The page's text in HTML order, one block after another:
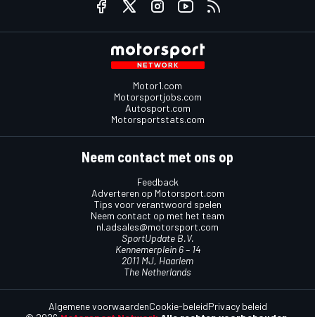
Motor1.com
Motorsportjobs.com
Autosport.com
Motorsportstats.com
Neem contact met ons op
Feedback
Adverteren op Motorsport.com
Tips voor verantwoord spelen
Neem contact op met het team
nl.adsales@motorsport.com
SportUpdate B.V.
Kennemerplein 6 – 14
2011 MJ, Haarlem
The Netherlands
Algemene voorwaardenCookie-beleidPrivacy beleid